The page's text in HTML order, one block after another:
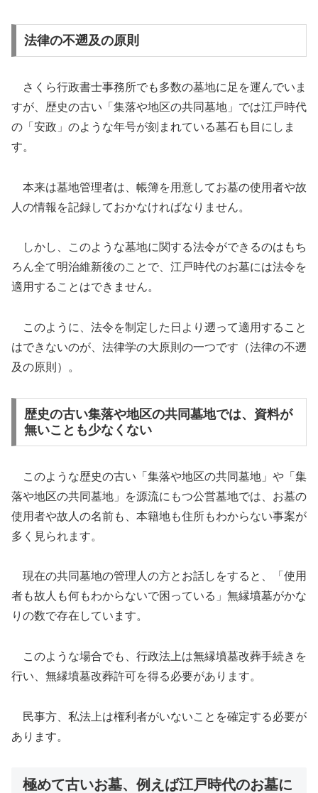
法律の不遡及の原則
さくら行政書士事務所でも多数の墓地に足を運んでいま
すが、歴史の古い「集落や地区の共同墓地」では江戸時代
の「安政」のような年号が刻まれている墓石も目にしま
す。
本来は墓地管理者は、帳簿を用意してお墓の使用者や故
人の情報を記録しておかなければなりません。
しかし、このような墓地に関する法令ができるのはもち
ろん全て明治維新後のことで、江戸時代のお墓には法令を
適用することはできません。
このように、法令を制定した日より遡って適用すること
はできないのが、法律学の大原則の一つです（法律の不遡
及の原則）。
歴史の古い集落や地区の共同墓地では、資料が
無いことも少なくない
このような歴史の古い「集落や地区の共同墓地」や「集
落や地区の共同墓地」を源流にもつ公営墓地では、お墓の
使用者や故人の名前も、本籍地も住所もわからない事案が
多く見られます。
現在の共同墓地の管理人の方とお話しをすると、「使用
者も故人も何もわからないで困っている」無縁墳墓がかな
りの数で存在しています。
このような場合でも、行政法上は無縁墳墓改葬手続きを
行い、無縁墳墓改葬許可を得る必要があります。
民事方、私法上は権利者がいないことを確定する必要が
あります。
極めて古いお墓、例えば江戸時代のお墓に